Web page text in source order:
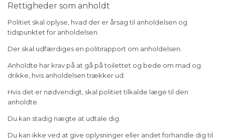
Rettigheder som anholdt
Politiet skal oplyse, hvad der er årsag til anholdelsen og
tidspunktet for anholdelsen.
Der skal udfærdiges en politirapport om anholdelsen.
Anholdte har krav på at gå på toilettet og bede om mad og
drikke, hvis anholdelsen trækker ud.
Hvis det er nødvendigt, skal politiet tilkalde læge til den
anholdte.
Du kan stadig nægte at udtale dig.
Du kan ikke ved at give oplysninger eller andet forhandle dig til